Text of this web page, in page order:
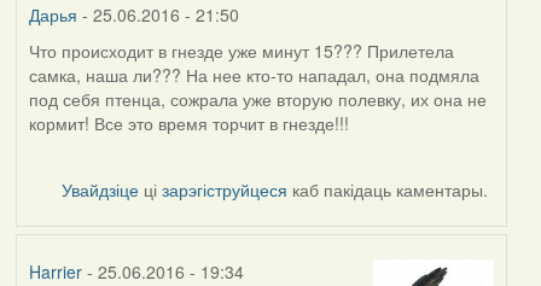
Дарья - 25.06.2016 - 21:50
Что происходит в гнезде уже минут 15??? Прилетела
самка, наша ли??? На нее кто-то нападал, она подмяла
под себя птенца, сожрала уже вторую полевку, их она не
кормит! Все это время торчит в гнезде!!!
Увайдзіце цізарэгіструйцеся каб пакідаць каментары.
Harrier- 25.06.2016 - 19:34